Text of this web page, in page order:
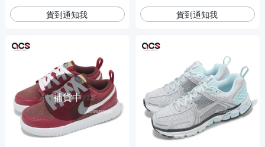
貨到通知我
補貨中
貨到通知我